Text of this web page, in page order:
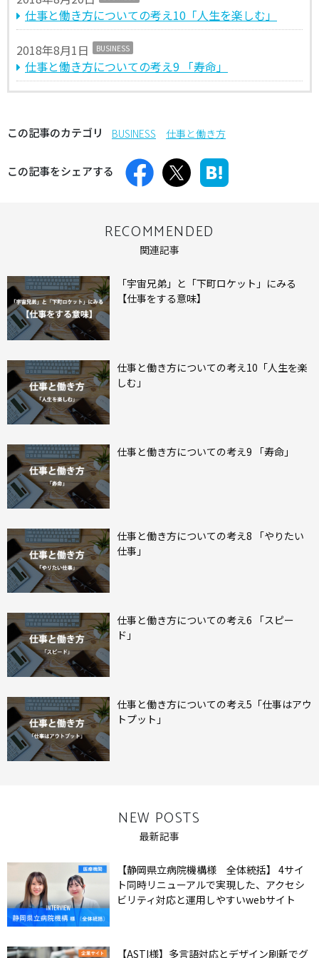
仕事と働き方についての考え10「人生を楽しむ」
2018年8月1日 BUSINESS
仕事と働き方についての考え9 「寿命」
この記事のカテゴリ BUSINESS 仕事と働き方
この記事をシェアする
RECOMMENDED
関連記事
「宇宙兄弟」と「下町ロケット」にみる
【仕事をする意味】
仕事と働き方についての考え10「人生を楽
しむ」
仕事と働き方についての考え9 「寿命」
仕事と働き方についての考え8 「やりたい
仕事」
仕事と働き方についての考え6 「スピー
ド」
仕事と働き方についての考え5「仕事はアウ
トプット」
NEW POSTS
最新記事
【静岡県立病院機構様 全体統括】 4サイ
ト同時リニューアルで実現した、アクセシ
ビリティ対応と運用しやすいwebサイト
【ASTI様】多言語対応とデザイン刷新でグ